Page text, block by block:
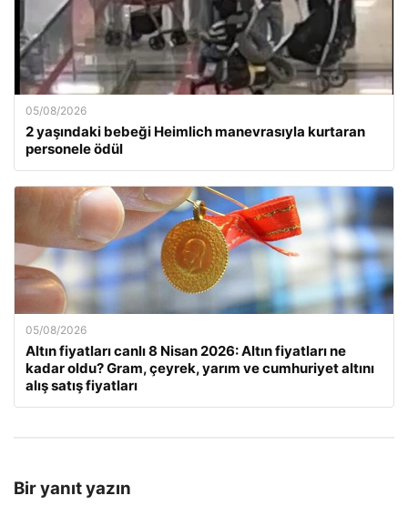
05/08/2026
2 yaşındaki bebeği Heimlich manevrasıyla kurtaran
personele ödül
05/08/2026
Altın fiyatları canlı 8 Nisan 2026: Altın fiyatları ne
kadar oldu? Gram, çeyrek, yarım ve cumhuriyet altını
alış satış fiyatları
Bir yanıt yazın